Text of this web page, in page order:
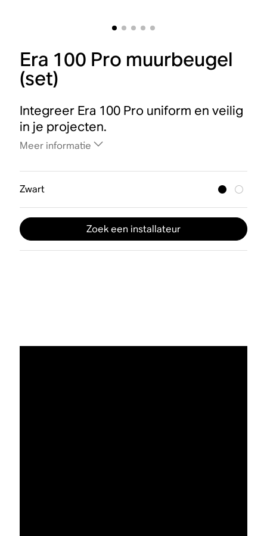
Era 100 Pro muurbeugel
(set)
Integreer Era 100 Pro uniform en veilig
in je projecten.
Meer informatie
Zwart
Zoek een installateur